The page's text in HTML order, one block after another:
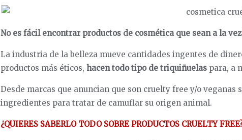
No es fácil encontrar productos de cosmética que sean a la
La industria de la belleza mueve cantidades ingentes de
productos más éticos, hacen todo tipo de triquiñuelaspara, a
Desde marcas que anuncian que son cruelty free y/o
ingredientes para tratar de camuflar su origen animal.
¿QUIERES SABERLO TODO SOBRE PRODUCTOS CRUELTY